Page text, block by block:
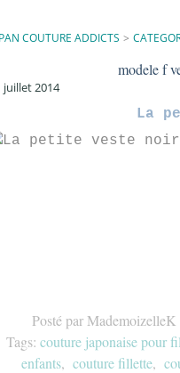
COUTURE ADDICTS >
modele f
juillet 2014
La
Posté par
Tags: couture japonaise pour
enfants, couture fillette,